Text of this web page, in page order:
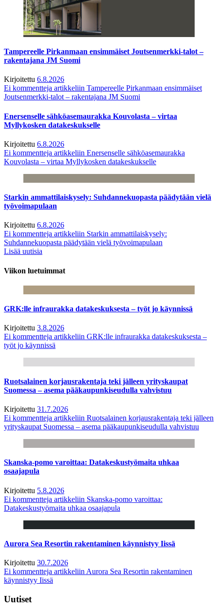
Tampereelle Pirkanmaan ensimmäiset Joutsenmerkki-talot –
rakentajana JM Suomi
Kirjoitettu 6.8.2026
Ei kommentteja artikkeliin Tampereelle Pirkanmaan ensimmäiset
Joutsenmerkki-talot – rakentajana JM Suomi
Enersenselle sähköasemaurakka Kouvolasta – virtaa
Myllykosken datakeskukselle
Kirjoitettu 6.8.2026
Ei kommentteja artikkeliin Enersenselle sähköasemaurakka
Kouvolasta – virtaa Myllykosken datakeskukselle
Starkin ammattilaiskysely: Suhdannekuopasta päädytään vielä
työvoimapulaan
Kirjoitettu 6.8.2026
Ei kommentteja artikkeliin Starkin ammattilaiskysely:
Suhdannekuopasta päädytään vielä työvoimapulaan
Lisää uutisia
Viikon luetuimmat
GRK:lle infraurakka datakeskuksesta – työt jo käynnissä
Kirjoitettu 3.8.2026
Ei kommentteja artikkeliin GRK:lle infraurakka datakeskuksesta –
työt jo käynnissä
Ruotsalainen korjausrakentaja teki jälleen yrityskaupat
Suomessa – asema pääkaupunkiseudulla vahvistuu
Kirjoitettu 31.7.2026
Ei kommentteja artikkeliin Ruotsalainen korjausrakentaja teki jälleen
yrityskaupat Suomessa – asema pääkaupunkiseudulla vahvistuu
Skanska-pomo varoittaa: Datakeskustyömaita uhkaa
osaajapula
Kirjoitettu 5.8.2026
Ei kommentteja artikkeliin Skanska-pomo varoittaa:
Datakeskustyömaita uhkaa osaajapula
Aurora Sea Resortin rakentaminen käynnistyy Iissä
Kirjoitettu 30.7.2026
Ei kommentteja artikkeliin Aurora Sea Resortin rakentaminen
käynnistyy Iissä
Uutiset